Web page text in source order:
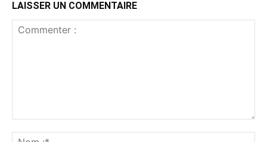
LAISSER UN COMMENTAIRE